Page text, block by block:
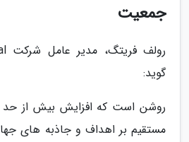
جمعیت
گوید:
روشن است که افزایش بیش از حد
مستقیم بر اهداف و جاذبه های